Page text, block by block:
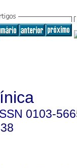
0103-